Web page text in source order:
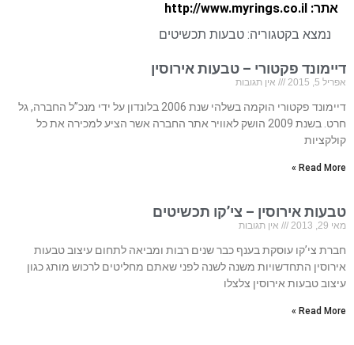
אתר: http://www.myrings.co.il
נמצא בקטגוריה: טבעות תכשיטים
דיימונד פקטורי – טבעות אירוסין
אפריל 5, 2015 אין תגובות
דיימונד פקטורי הוקמה בשלהי שנת 2006 בלונדון על ידי מנכ”ל החברה, גל
חרט. בשנת 2009 הושק לאוויר אתר החברה אשר הציע למכירה את כל
קולקציות
Read More »
טבעות אירוסין – צי’קו תכשיטים
מאי 29, 2013 אין תגובות
חברת צי’קו עוסקת בענף כבר שנים רבות ומביאה לתחום עיצוב טבעות
אירוסין התחדשויות משנה לשנה לפני שאתם מחליטים לרכוש מותג כגון
עיצוב טבעות אירוסין צלצלו
Read More »